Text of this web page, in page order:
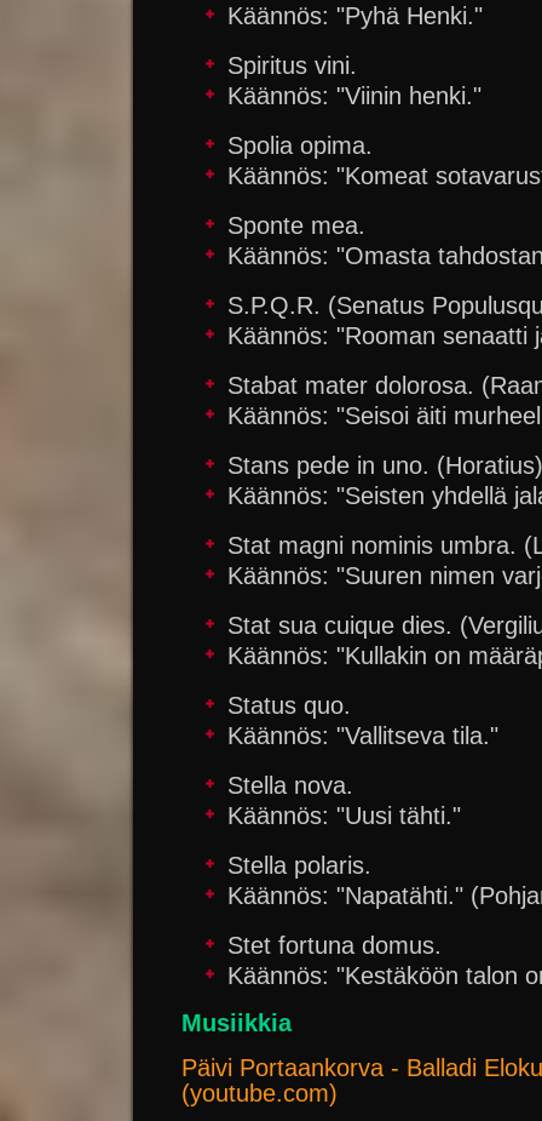
Käännös: "Pyhä Henki."
Spiritus vini.
Käännös: "Viinin henki."
Spolia opima.
Käännös: "Komeat
Sponte mea.
Käännös: "Omasta
S.P.Q.R. (Senatus
Käännös: "Rooman senaatti
Stabat mater dolorosa.
Käännös: "Seisoi äiti
Stans pede in uno. (Horatius)
Käännös: "Seisten yhdellä
Stat magni nominis umbra.
Käännös: "Suuren nimen
Stat sua cuique dies.
Käännös: "Kullakin on
Status quo.
Käännös: "Vallitseva tila."
Stella nova.
Käännös: "Uusi tähti."
Stella polaris.
Käännös: "Napatähti."
Stet fortuna domus.
Käännös: "Kestäköön talon
Musiikkia
Päivi Portaankorva - Balladi
(youtube.com)